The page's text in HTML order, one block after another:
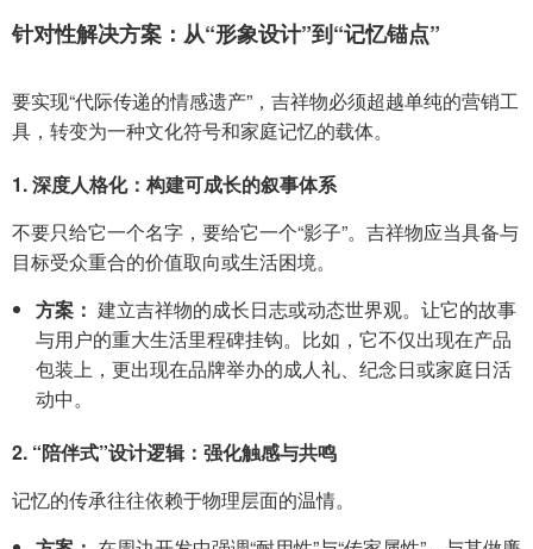
针对性解决方案：从“形象设计”到“记忆锚点”
要实现“代际传递的情感遗产”，吉祥物必须超越单纯的营销工
具，转变为一种文化符号和家庭记忆的载体。
1. 深度人格化：构建可成长的叙事体系
不要只给它一个名字，要给它一个“影子”。吉祥物应当具备与
目标受众重合的价值取向或生活困境。
方案： 建立吉祥物的成长日志或动态世界观。让它的故事
与用户的重大生活里程碑挂钩。比如，它不仅出现在产品
包装上，更出现在品牌举办的成人礼、纪念日或家庭日活
动中。
2. “陪伴式”设计逻辑：强化触感与共鸣
记忆的传承往往依赖于物理层面的温情。